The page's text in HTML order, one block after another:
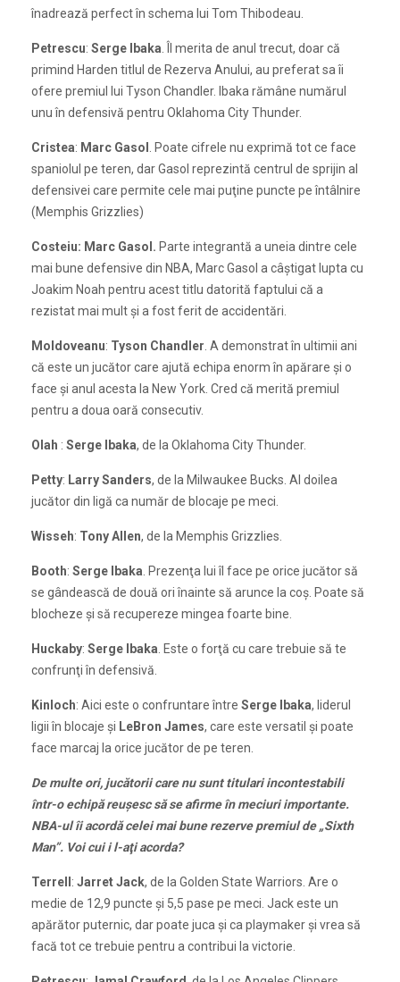
înadrează perfect în schema lui Tom Thibodeau.
Petrescu: Serge Ibaka . Îl merita de anul trecut, doar că
primind Harden titlul de Rezerva Anului, au preferat sa îi
ofere premiul lui Tyson Chandler. Ibaka rămâne numărul
unu în defensivă pentru Oklahoma City Thunder.
Cristea: Marc Gasol
. Poate cifrele nu exprimă tot ce face
spaniolul pe teren, dar Gasol reprezintă centrul de sprijin al
defensivei care permite cele mai puţine puncte pe întâlnire
(Memphis Grizzlies)
Costeiu: Marc Gasol. Parte integrantă a uneia dintre cele
mai bune defensive din NBA, Marc Gasol a câştigat lupta cu
Joakim Noah pentru acest titlu datorită faptului că a
rezistat mai mult şi a fost ferit de accidentări.
Moldoveanu: Tyson Chandler . A demonstrat în ultimii ani
că este un jucător care ajută echipa enorm în apărare şi o
face şi anul acesta la New York. Cred că merită premiul
pentru a doua oară consecutiv.
Olah : Serge Ibaka, de la Oklahoma City Thunder.
Petty: Larry Sanders, de la Milwaukee Bucks. Al doilea
jucător din ligă ca număr de blocaje pe meci.
Wisseh: Tony Allen, de la Memphis Grizzlies.
Booth: Serge Ibaka . Prezenţa lui îl face pe orice jucător să
se gândească de două ori înainte să arunce la coş. Poate să
blocheze şi să recupereze mingea foarte bine.
Huckaby: Serge Ibaka . Este o forţă cu care trebuie să te
confrunţi în defensivă.
Kinloch: Aici este o confruntare între Serge Ibaka, liderul
ligii în blocaje şi LeBron James, care este versatil şi poate
face marcaj la orice jucător de pe teren.
De multe ori, jucătorii care nu sunt titulari incontestabili
într-o echipă reuşesc să se afirme în meciuri importante.
NBA-ul îi acordă celei mai bune rezerve premiul de „Sixth
Man”. Voi cui i l-aţi acorda?
Terrell : Jarret Jack, de la Golden State Warriors. Are o
medie de 12,9 puncte şi 5,5 pase pe meci. Jack este un
apărător puternic, dar poate juca şi ca playmaker şi vrea să
facă tot ce trebuie pentru a contribui la victorie.